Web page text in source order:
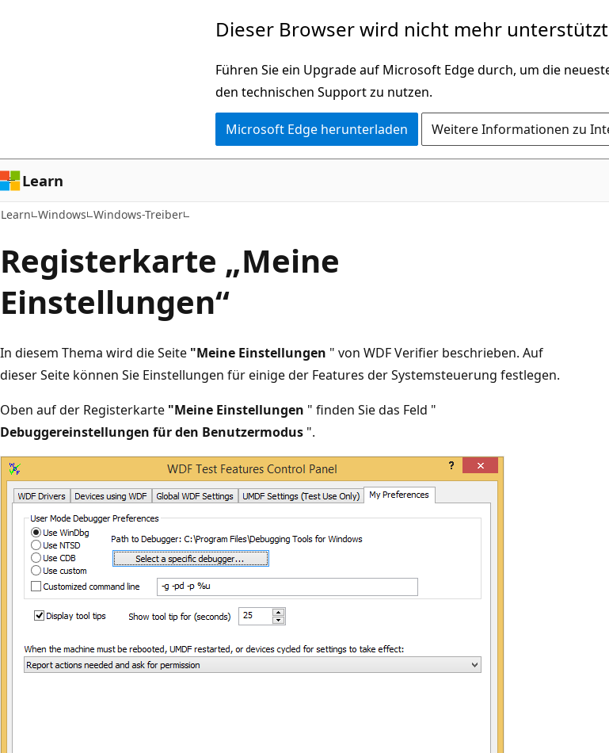
Dieser Browser wird nicht mehr
Führen Sie ein Upgrade auf Microsoft Edge durch, um die
den technischen Support zu nutzen.
Microsoft Edge herunterladen Weitere Informationen zu
Learn
Learn Windows Windows-Treiber
Registerkarte „Meine
Einstellungen“
In diesem Thema wird die Seite "Meine Einstellungen " von WDF Verifier beschrieben. Auf
dieser Seite können Sie Einstellungen für einige der Features der Systemsteuerung festlegen.
Oben auf der Registerkarte "Meine Einstellungen " finden Sie das Feld "
Debuggereinstellungen für den Benutzermodus ".